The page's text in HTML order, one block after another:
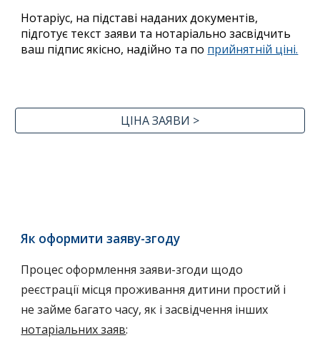
Нотаріус, на підставі наданих документів,
підготує текст заяви та нотаріально засвідчить
ваш підпис якісно, надійно та по прийнятній ціні.
ЦІНА ЗАЯВИ >
Як оформити заяву-згоду
Процес оформлення заяви-згоди щодо
реєстрації місця проживання дитини простий і
не займе багато часу, як і засвідчення інших
нотаріальних заяв: